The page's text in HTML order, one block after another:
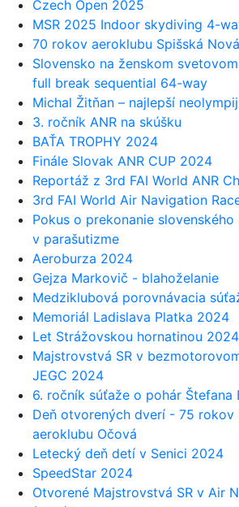
Czech Open 2025
MSR 2025 Indoor skydiving 4-
70 rokov aeroklubu Spišská
Slovensko na ženskom
full break sequential 64-way
Michal Žitňan – najlepší
3. ročník ANR na skúšku
BAŤA TROPHY 2024
Finále Slovak ANR CUP 2024
Reportáž z 3rd FAI World ANR
3rd FAI World Air Navigation
Pokus o prekonanie slovenského
v parašutizme
Aeroburza 2024
Gejza Markovič - blahoželanie
Medziklubová porovnávacia
Memoriál Ladislava Platka 2024
Let Strážovskou hornatinou
Majstrovstvá SR v
JEGC 2024
6. ročník súťaže o pohár Štefana
Deň otvorených dverí - 75 rokov
aeroklubu Očová
Letecký deň detí v Senici 2024
SpeedStar 2024
Otvorené Majstrovstvá SR v Air